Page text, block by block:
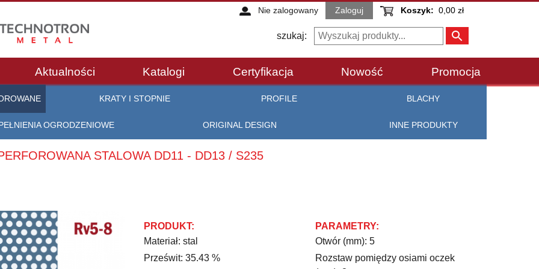
Nie zalogowany Zaloguj Koszyk: 0,00 zł
szukaj:
KRATY I STOPNIE PROFILE BLACHY
OGRODZENIOWE ORIGINAL DESIGN INNE PRODUKTY
Aktualności Katalogi Certyfikacja Nowość Promocja
STALOWA DD11 - DD13 / S235
PRODUKT:
Materiał: stal
Prześwit: 35.43 %
PARAMETRY:
Otwór (mm): 5
Rozstaw pomiędzy osiami oczek